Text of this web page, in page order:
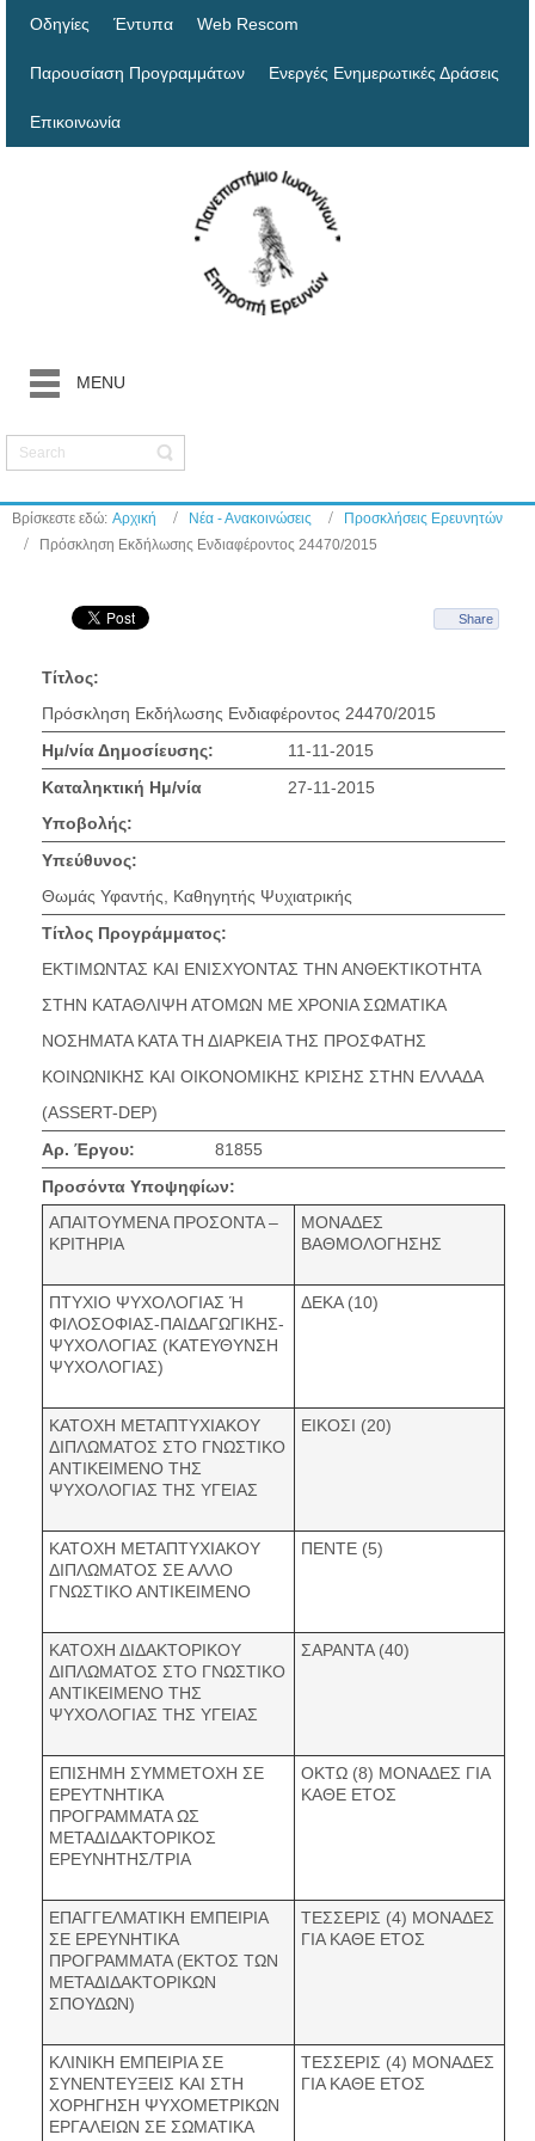
Οδηγίες Έντυπα Web Rescom
Παρουσίαση Προγραμμάτων Ενεργές Ενημερωτικές Δράσεις
Επικοινωνία
MENU
Βρίσκεστε εδώ: Αρχική Νέα - Ανακοινώσεις
Προσκλήσεις Ερευνητών
Πρόσκληση Εκδήλωσης Ενδιαφέροντος 24470/2015
Share
Τίτλος:
Πρόσκληση Εκδήλωσης Ενδιαφέροντος 24470/2015
Ημ/νία Δημοσίευσης:
11-11-2015
Καταληκτική Ημ/νία
Υποβολής:
27-11-2015
Υπεύθυνος:
Θωμάς Υφαντής, Καθηγητής Ψυχιατρικής
Τίτλος Προγράμματος:
ΕΚΤΙΜΩΝΤΑΣ ΚΑΙ ΕΝΙΣΧΥΟΝΤΑΣ ΤΗΝ ΑΝΘΕΚΤΙΚΟΤΗΤΑ
ΣΤΗΝ ΚΑΤΑΘΛΙΨΗ ΑΤΟΜΩΝ ΜΕ ΧΡΟΝΙΑ ΣΩΜΑΤΙΚΑ
ΝΟΣΗΜΑΤΑ ΚΑΤΑ ΤΗ ΔΙΑΡΚΕΙΑ ΤΗΣ ΠΡΟΣΦΑΤΗΣ
ΚΟΙΝΩΝΙΚΗΣ ΚΑΙ ΟΙΚΟΝΟΜΙΚΗΣ ΚΡΙΣΗΣ ΣΤΗΝ ΕΛΛΑΔΑ
(ASSERT-DEP)
Αρ. Έργου:
81855
Προσόντα Υποψηφίων:
ΑΠΑΙΤΟΥΜΕΝΑ ΠΡΟΣΟΝΤΑ –
ΚΡΙΤΗΡΙΑ
ΜΟΝΑΔΕΣ
ΒΑΘΜΟΛΟΓΗΣΗΣ
ΠΤΥΧΙΟ ΨΥΧΟΛΟΓΙΑΣ Ή
ΦΙΛΟΣΟΦΙΑΣ-ΠΑΙΔΑΓΩΓΙΚΗΣ-
ΨΥΧΟΛΟΓΙΑΣ (ΚΑΤΕΥΘΥΝΣΗ
ΨΥΧΟΛΟΓΙΑΣ)
ΔΕΚΑ (10)
ΚΑΤΟΧΗ ΜΕΤΑΠΤΥΧΙΑΚΟΥ
ΔΙΠΛΩΜΑΤΟΣ ΣΤΟ ΓΝΩΣΤΙΚΟ
ΑΝΤΙΚΕΙΜΕΝΟ ΤΗΣ
ΨΥΧΟΛΟΓΙΑΣ ΤΗΣ ΥΓΕΙΑΣ
ΕΙΚΟΣΙ (20)
ΚΑΤΟΧΗ ΜΕΤΑΠΤΥΧΙΑΚΟΥ
ΔΙΠΛΩΜΑΤΟΣ ΣΕ ΑΛΛΟ
ΓΝΩΣΤΙΚΟ ΑΝΤΙΚΕΙΜΕΝΟ
ΠΕΝΤΕ (5)
ΚΑΤΟΧΗ ΔΙΔΑΚΤΟΡΙΚΟΥ
ΔΙΠΛΩΜΑΤΟΣ ΣΤΟ ΓΝΩΣΤΙΚΟ
ΑΝΤΙΚΕΙΜΕΝΟ ΤΗΣ
ΨΥΧΟΛΟΓΙΑΣ ΤΗΣ ΥΓΕΙΑΣ
ΣΑΡΑΝΤΑ (40)
ΕΠΙΣΗΜΗ ΣΥΜΜΕΤΟΧΗ ΣΕ
ΕΡΕΥΤΝΗΤΙΚΑ
ΠΡΟΓΡΑΜΜΑΤΑ ΩΣ
ΜΕΤΑΔΙΔΑΚΤΟΡΙΚΟΣ
ΕΡΕΥΝΗΤΗΣ/ΤΡΙΑ
ΟΚΤΩ (8) ΜΟΝΑΔΕΣ ΓΙΑ
ΚΑΘΕ ΕΤΟΣ
ΕΠΑΓΓΕΛΜΑΤΙΚΗ ΕΜΠΕΙΡΙΑ
ΣΕ ΕΡΕΥΝΗΤΙΚΑ
ΠΡΟΓΡΑΜΜΑΤΑ (ΕΚΤΟΣ ΤΩΝ
ΜΕΤΑΔΙΔΑΚΤΟΡΙΚΩΝ
ΣΠΟΥΔΩΝ)
ΤΕΣΣΕΡΙΣ (4) ΜΟΝΑΔΕΣ
ΓΙΑ ΚΑΘΕ ΕΤΟΣ
ΚΛΙΝΙΚΗ ΕΜΠΕΙΡΙΑ ΣΕ
ΣΥΝΕΝΤΕΥΞΕΙΣ ΚΑΙ ΣΤΗ
ΧΟΡΗΓΗΣΗ ΨΥΧΟΜΕΤΡΙΚΩΝ
ΕΡΓΑΛΕΙΩΝ ΣΕ ΣΩΜΑΤΙΚΑ
ΤΕΣΣΕΡΙΣ (4) ΜΟΝΑΔΕΣ
ΓΙΑ ΚΑΘΕ ΕΤΟΣ